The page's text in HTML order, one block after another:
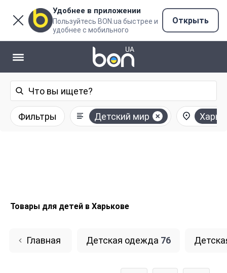
Удобнее в приложении
Пользуйтесь BON.ua быстрее и
удобнее с мобильного
Открыть
Фильтры Детский мир
Товары для детей в Харькове
Главная Детская одежда 76